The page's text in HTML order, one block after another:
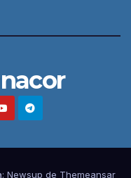
Newsup de Themeansar